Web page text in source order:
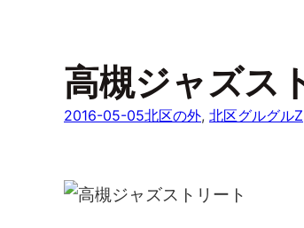
高槻ジャズス
2016-05-05北区の外, 北区グルグルZ